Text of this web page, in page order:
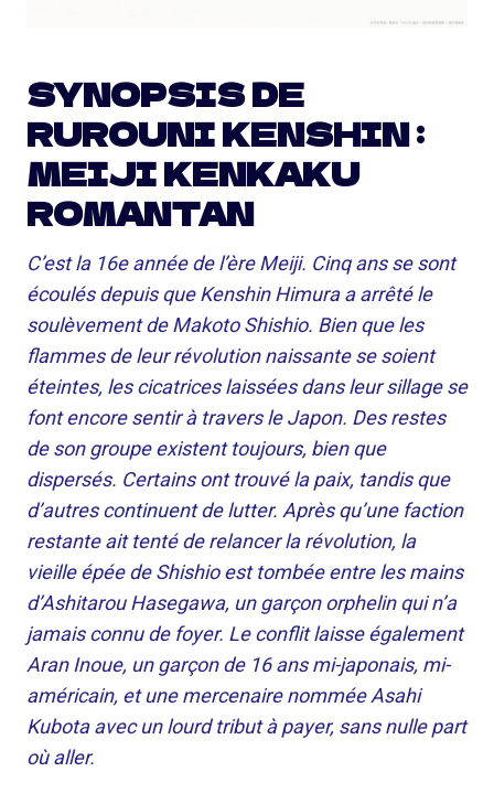
SYNOPSIS DE
RUROUNI KENSHIN :
MEIJI KENKAKU
ROMANTAN
C’est la 16e année de l’ère Meiji. Cinq ans se sont
écoulés depuis que Kenshin Himura a arrêté le
soulèvement de Makoto Shishio. Bien que les
flammes de leur révolution naissante se soient
éteintes, les cicatrices laissées dans leur sillage se
font encore sentir à travers le Japon. Des restes
de son groupe existent toujours, bien que
dispersés. Certains ont trouvé la paix, tandis que
d’autres continuent de lutter. Après qu’une faction
restante ait tenté de relancer la révolution, la
vieille épée de Shishio est tombée entre les mains
d’Ashitarou Hasegawa, un garçon orphelin qui n’a
jamais connu de foyer. Le conflit laisse également
Aran Inoue, un garçon de 16 ans mi-japonais, mi-
américain, et une mercenaire nommée Asahi
Kubota avec un lourd tribut à payer, sans nulle part
où aller.